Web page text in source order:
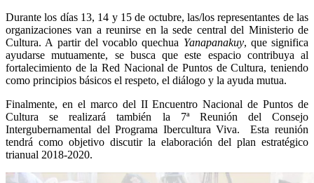
Durante los días 13, 14 y 15 de octubre, las/los representantes de las
organizaciones van a reunirse en la sede central del Ministerio de
Cultura. A partir del vocablo quechua Yanapanakuy, que significa
ayudarse mutuamente, se busca que este espacio contribuya al
fortalecimiento de la Red Nacional de Puntos de Cultura, teniendo
como principios básicos el respeto, el diálogo y la ayuda mutua.
Finalmente, en el marco del II Encuentro Nacional de Puntos de
Cultura se realizará también la 7ª Reunión del Consejo
Intergubernamental del Programa Ibercultura Viva. Esta reunión
tendrá como objetivo discutir la elaboración del plan estratégico
trianual 2018-2020.